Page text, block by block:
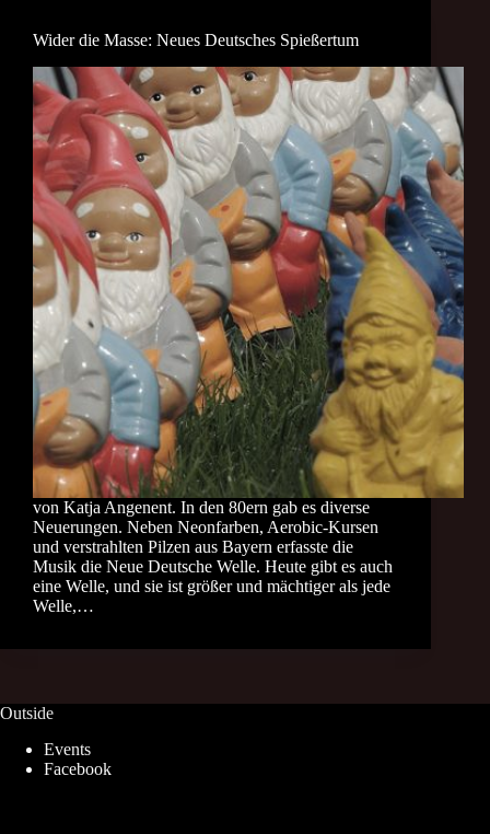
Wider die Masse: Neues Deutsches Spießertum
von Katja Angenent. In den 80ern gab es diverse
Neuerungen. Neben Neonfarben, Aerobic-Kursen
und verstrahlten Pilzen aus Bayern erfasste die
Musik die Neue Deutsche Welle. Heute gibt es auch
eine Welle, und sie ist größer und mächtiger als jede
Welle,…
Outside
Events
Facebook